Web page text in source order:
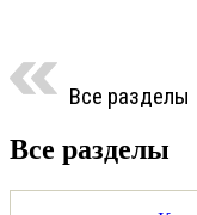
Все разделы
Все разделы